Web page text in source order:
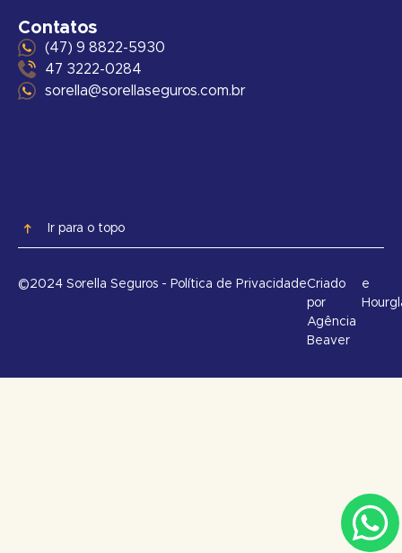
Contatos
(47) 9 8822-5930
47 3222-0284
sorella@sorellaseguros.com.br
Ir para o topo
©2024 Sorella Seguros - Política de PrivacidadeCriado
por
Agência
Beaver
e